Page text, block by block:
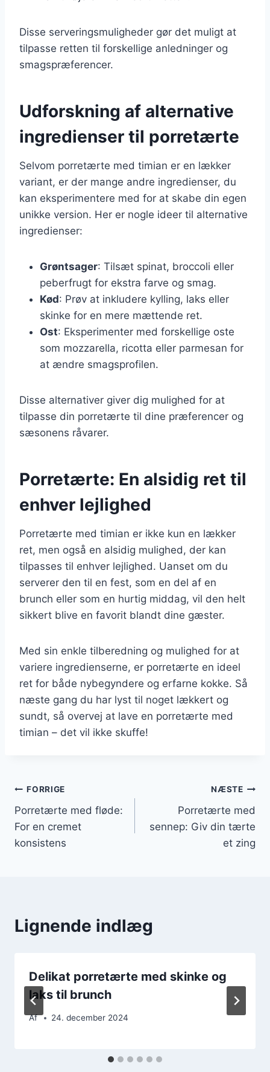
Disse serveringsmuligheder gør det muligt at
tilpasse retten til forskellige anledninger og
smagspræferencer.
Udforskning af alternative
ingredienser til porretærte
Selvom porretærte med timian er en lækker
variant, er der mange andre ingredienser, du
kan eksperimentere med for at skabe din egen
unikke version. Her er nogle ideer til alternative
ingredienser:
Grøntsager: Tilsæt spinat, broccoli eller
peberfrugt for ekstra farve og smag.
Kød: Prøv at inkludere kylling, laks eller
skinke for en mere mættende ret.
Ost: Eksperimenter med forskellige oste
som mozzarella, ricotta eller parmesan for
at ændre smagsprofilen.
Disse alternativer giver dig mulighed for at
tilpasse din porretærte til dine præferencer og
sæsonens råvarer.
Porretærte: En alsidig ret til
enhver lejlighed
Porretærte med timian er ikke kun en lækker
ret, men også en alsidig mulighed, der kan
tilpasses til enhver lejlighed. Uanset om du
serverer den til en fest, som en del af en
brunch eller som en hurtig middag, vil den helt
sikkert blive en favorit blandt dine gæster.
Med sin enkle tilberedning og mulighed for at
variere ingredienserne, er porretærte en ideel
ret for både nybegyndere og erfarne kokke. Så
næste gang du har lyst til noget lækkert og
sundt, så overvej at lave en porretærte med
timian – det vil ikke skuffe!
Indlægsnavigation
FORRIGE
Porretærte med fløde:
For en cremet
konsistens
NÆSTE
Porretærte med
sennep: Giv din tærte
et zing
Lignende indlæg
Delikat porretærte med skinke og
laks til brunch
Af 24. december 2024